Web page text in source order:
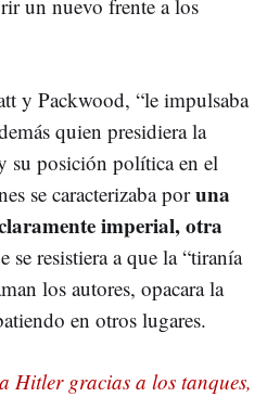
un nuevo frente a los
y Packwood, “le impulsaba
quien presidiera la
posición política en el
se caracterizaba poruna
imperial, otra
se resistiera a que la “tiranía
los autores, opacara la
en otros lugares.
Hitler gracias a los tanques,